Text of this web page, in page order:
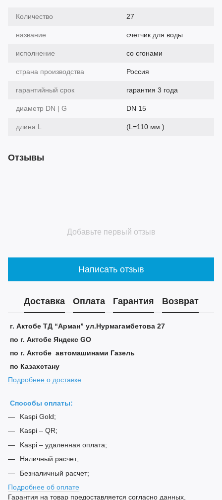
Количество 27
название счетчик для воды
исполнение со сгонами
страна производства Россия
гарантийный срок гарантия 3 года
диаметр DN | G DN 15
длина L (L=110 мм.)
Отзывы
Добавьте первый отзыв
Написать отзыв
Доставка Оплата Гарантия Возврат
г. Актобе ТД “Арман” ул.Нурмагамбетова 27
по г. Актобе Яндекс GO
по г. Актобе автомашинами Газель
по Казахстану
Подробнее о доставке
Способы оплаты:
Kaspi Gold;
Kaspi – QR;
Kaspi – удаленная оплата;
Наличный расчет;
Безналичный расчет;
Подробнее об оплате
Гарантия на товар предоставляется согласно данных,